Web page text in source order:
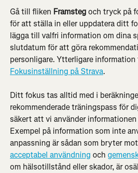
Gå till fliken Framsteg och tryck på
för att ställa in eller uppdatera ditt
lägga till valfri information om dina
slutdatum för att göra
personligare. Ytterligare
Fokusinställning på Strava.
Ditt fokus tas alltid med i
rekommenderade träningspass för
säkert att vi använder informationen
Exempel på information som inte
anpassning är sådan som bryter
acceptabel användning och
om hälsotillstånd eller skador, är